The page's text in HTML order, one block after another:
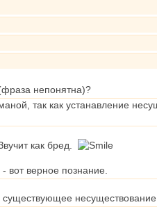
непонятна)?
так как устанавление
как бред.
вот верное познание.
несуществование